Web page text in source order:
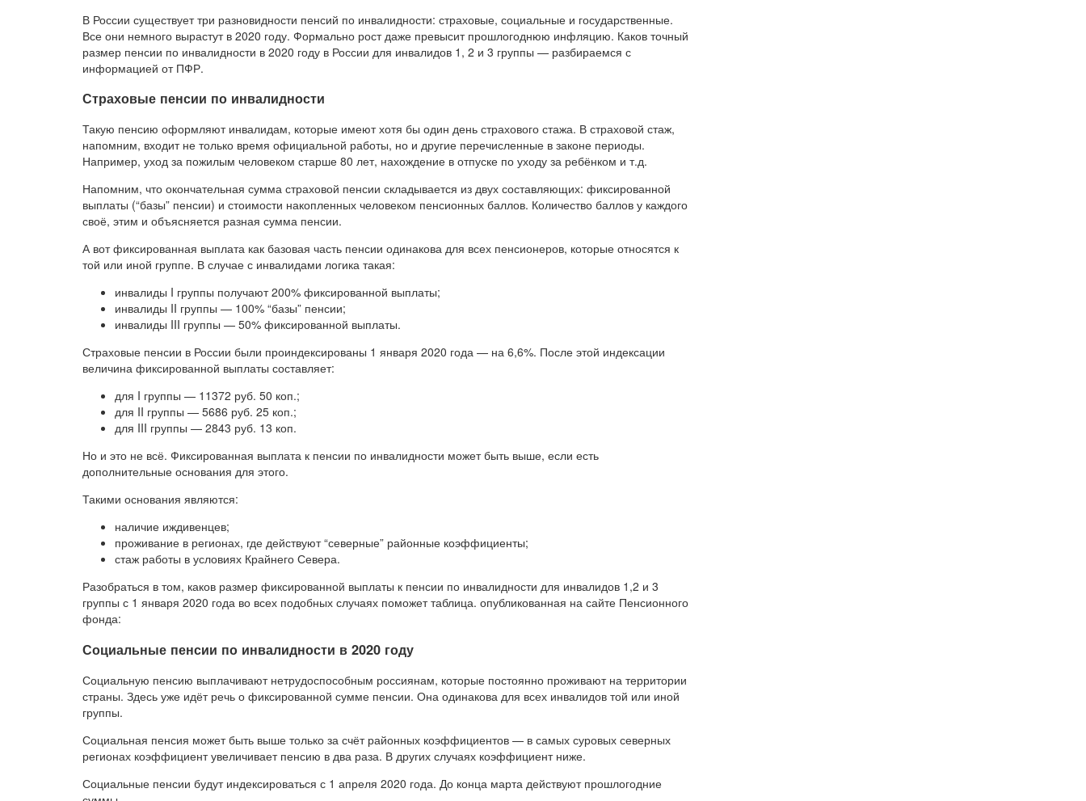
В России существует три разновидности пенсий по инвалидности: страховые, социальные и государственные.
Все они немного вырастут в 2020 году. Формально рост даже превысит прошлогоднюю инфляцию. Каков точный
размер пенсии по инвалидности в 2020 году в России для инвалидов 1, 2 и 3 группы — разбираемся с
информацией от ПФР.
Страховые пенсии по инвалидности
Такую пенсию оформляют инвалидам, которые имеют хотя бы один день страхового стажа. В страховой стаж,
напомним, входит не только время официальной работы, но и другие перечисленные в законе периоды.
Например, уход за пожилым человеком старше 80 лет, нахождение в отпуске по уходу за ребёнком и т.д.
Напомним, что окончательная сумма страховой пенсии складывается из двух составляющих: фиксированной
выплаты (“базы” пенсии) и стоимости накопленных человеком пенсионных баллов. Количество баллов у каждого
своё, этим и объясняется разная сумма пенсии.
А вот фиксированная выплата как базовая часть пенсии одинакова для всех пенсионеров, которые относятся к
той или иной группе. В случае с инвалидами логика такая:
инвалиды I группы получают 200% фиксированной выплаты;
инвалиды II группы — 100% “базы” пенсии;
инвалиды III группы — 50% фиксированной выплаты.
Страховые пенсии в России были проиндексированы 1 января 2020 года — на 6,6%. После этой индексации
величина фиксированной выплаты составляет:
для I группы — 11372 руб. 50 коп.;
для II группы — 5686 руб. 25 коп.;
для III группы — 2843 руб. 13 коп.
Но и это не всё. Фиксированная выплата к пенсии по инвалидности может быть выше, если есть
дополнительные основания для этого.
Такими основания являются:
наличие иждивенцев;
проживание в регионах, где действуют “северные” районные коэффициенты;
стаж работы в условиях Крайнего Севера.
Разобраться в том, каков размер фиксированной выплаты к пенсии по инвалидности для инвалидов 1,2 и 3
группы с 1 января 2020 года во всех подобных случаях поможет таблица. опубликованная на сайте Пенсионного
фонда:
Социальные пенсии по инвалидности в 2020 году
Социальную пенсию выплачивают нетрудоспособным россиянам, которые постоянно проживают на территории
страны. Здесь уже идёт речь о фиксированной сумме пенсии. Она одинакова для всех инвалидов той или иной
группы.
Социальная пенсия может быть выше только за счёт районных коэффициентов — в самых суровых северных
регионах коэффициент увеличивает пенсию в два раза. В других случаях коэффициент ниже.
Социальные пенсии будут индексироваться с 1 апреля 2020 года. До конца марта действуют прошлогодние